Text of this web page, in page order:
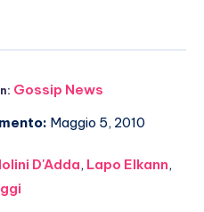
Gossip News
Maggio 5, 2010
D'Adda, Lapo Elkann,